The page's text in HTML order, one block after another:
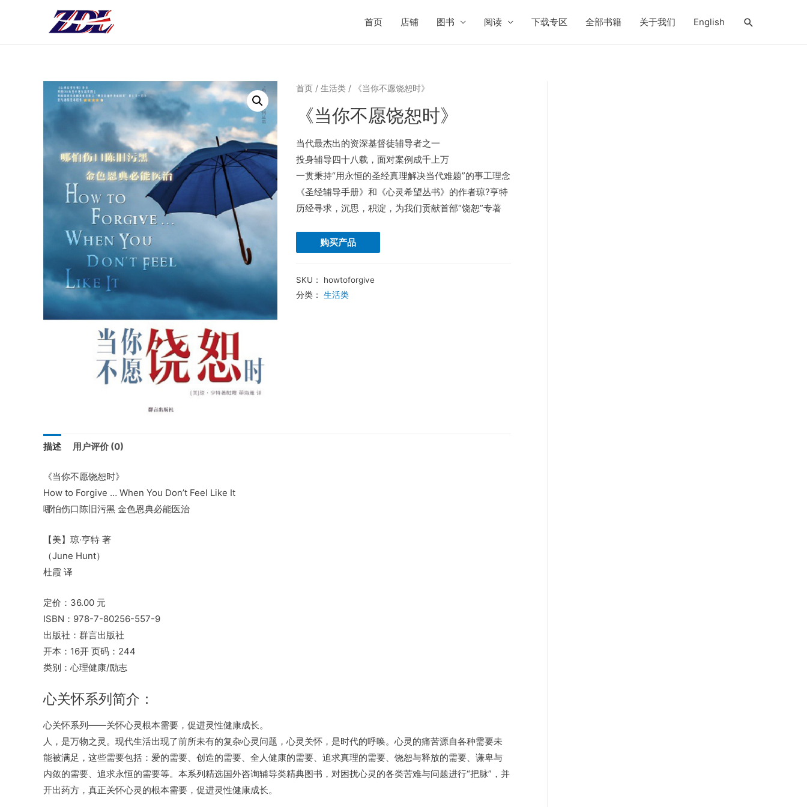
首页 店铺 图书 阅读 下载专区 全部书籍 关于我们 English 搜
首页/ 生活类/ 《当你不愿饶恕时》
《当你不愿饶恕时》
当代最杰出的资深基督徒辅导者之一
投身辅导四十八载，面对案例成千上万
一贯秉持“用永恒的圣经真理解决当代难题”的事工理念
《圣经辅导手册》和《心灵希望丛书》的作者琼?亨特
历经寻求，沉思，积淀，为我们贡献首部“饶恕”专著
购买产品
SKU： howtoforgive
分类： 生活类
描述 用户评价 (0)
《当你不愿饶恕时》
How to Forgive … When You Don’t Feel Like It
哪怕伤口陈旧污黑 金色恩典必能医治
【美】琼·亨特 著
（June Hunt）
杜霞 译
定价：36.00 元
ISBN：978-7-80256-557-9
出版社：群言出版社
开本：16开 页码：244
类别：心理健康/励志
心关怀系列简介：
心关怀系列――关怀心灵根本需要，促进灵性健康成长。
人，是万物之灵。现代生活出现了前所未有的复杂心灵问题，心灵关怀，是时代的呼唤。心灵的痛苦源自各种需要未
能被满足，这些需要包括：爱的需要、创造的需要、全人健康的需要、追求真理的需要、饶恕与释放的需要、谦卑与
内敛的需要、追求永恒的需要等。本系列精选国外咨询辅导类精典图书，对困扰心灵的各类苦难与问题进行“把脉”，并
开出药方，真正关怀心灵的根本需要，促进灵性健康成长。